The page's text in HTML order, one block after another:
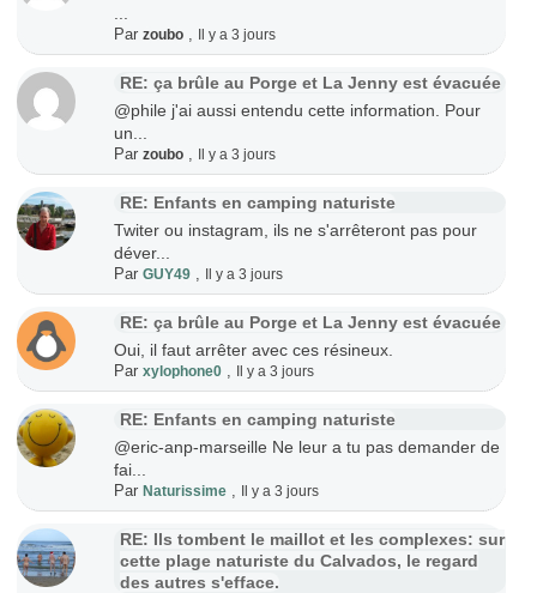
Parzoubo Il y a 3 jours
RE: ça brûle au Porge et La Jenny est évacuée
@phile j'ai aussi entendu cette information. Pour
un...
Parzoubo Il y a 3 jours
RE: Enfants en camping naturiste
Twiter ou instagram, ils ne s'arrêteront pas pour
déver...
ParGUY49 Il y a 3 jours
RE: ça brûle au Porge et La Jenny est évacuée
Oui, il faut arrêter avec ces résineux.
Parxylophone0 Il y a 3 jours
RE: Enfants en camping naturiste
@eric-anp-marseille Ne leur a tu pas demander de
fai...
ParNaturissime Il y a 3 jours
RE: Ils tombent le maillot et les complexes: sur
cette plage naturiste du Calvados, le regard
des autres s'efface.